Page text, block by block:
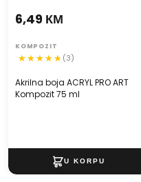
Akrilna boja ACRYL PRO ART
Kompozit 75 ml
6,49 КМ
KOMPOZIT
(3)